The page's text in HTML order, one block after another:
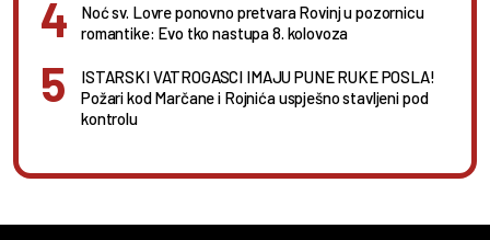
Noć sv. Lovre ponovno pretvara Rovinj u pozornicu
romantike: Evo tko nastupa 8. kolovoza
ISTARSKI VATROGASCI IMAJU PUNE RUKE POSLA!
Požari kod Marčane i Rojnića uspješno stavljeni pod
kontrolu